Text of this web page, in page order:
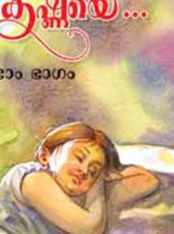
SERVICE STORY
SEXOLOGY
SPIRITUAL
STORIES
TRANSLATIONS
TRAVELOGUE